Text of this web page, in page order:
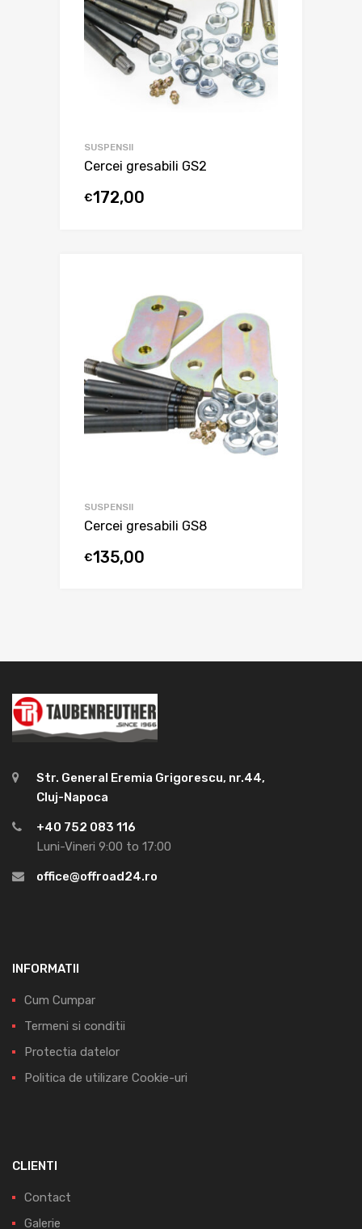
SUSPENSII
Cercei gresabili GS2
€172,00
SUSPENSII
Cercei gresabili GS8
€135,00
Str. General Eremia Grigorescu, nr.44,
Cluj-Napoca
+40 752 083 116
Luni-Vineri 9:00 to 17:00
office@offroad24.ro
INFORMATII
Cum Cumpar
Termeni si conditii
Protectia datelor
Politica de utilizare Cookie-uri
CLIENTI
Contact
Galerie